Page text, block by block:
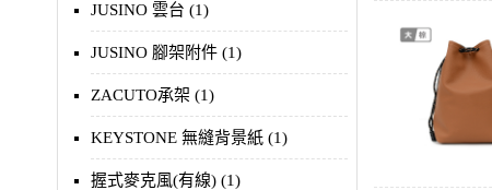
JUSINO 雲台 (1)
JUSINO 腳架附件 (1)
ZACUTO承架 (1)
KEYSTONE 無縫背景紙 (1)
握式麥克風(有線) (1)